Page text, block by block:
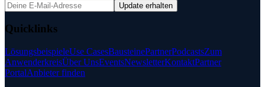
Update erhalten
Quicklinks
LösungsbeispieleUse CasesBausteinePartnerPodcastsZum
AnwenderkreisÜber UnsEventsNewsletterKontaktPartner
PortalAnbieter finden